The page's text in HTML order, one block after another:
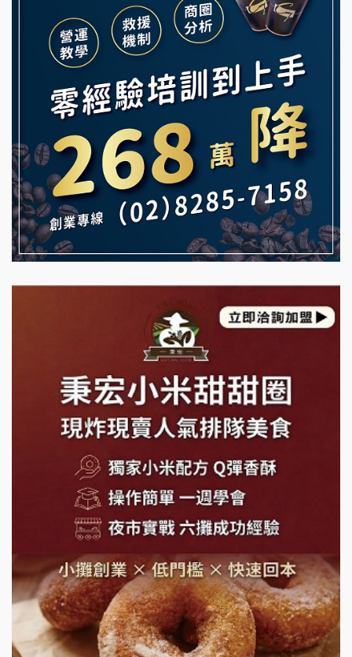
微風亭鐵板燒加盟說明會
鮮茶道加盟說明會
【曉妍美妝】誠徵行政櫃檯
自助洗衣店誠徵代洗收送人員(台中市)
MUSHEN徵SPA美容芳療師
日十。早午食加盟說明會
拾鑶火鍋加盟說明會
義氣豐發雞加盟說明會
Mr.Wish加盟說明會
白鬍泡泡 BOHO POPO加盟說明會
雞咕雞咕加盟說明會
TEA TOP加盟說明會
珍好味臭臭鍋加盟說明會
藍象廷泰式火鍋加盟說明會
日十。早午食加盟說明會
莫尼早餐Morni加盟說明會
手作功夫茶加盟說明會
SHARE TEA歇腳亭加盟說明會
潮味決-湯滷專門店加盟說明會
鬍子茶加盟說明會
鮮茶道加盟說明會
微風亭鐵板燒加盟說明會
漫步藍咖啡加盟說明會